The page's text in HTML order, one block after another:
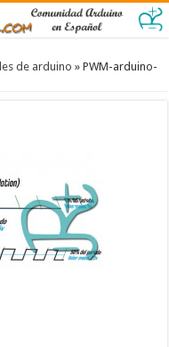
de arduino » PWM-arduino-